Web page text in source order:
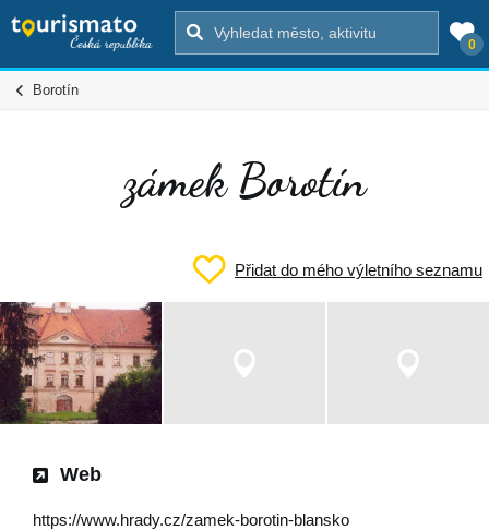
0
Borotín
zámek Borotín
Přidat do mého výletního seznamu
Web
https://www.hrady.cz/zamek-borotin-blansko